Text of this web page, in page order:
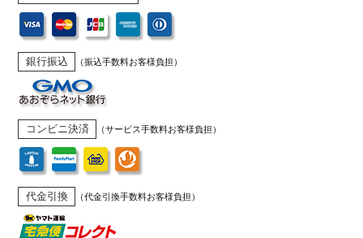
銀行振込 （振込手数料お客様負担）
コンビニ決済 （サービス手数料お客様負担）
代金引換 （代金引換手数料お客様負担）